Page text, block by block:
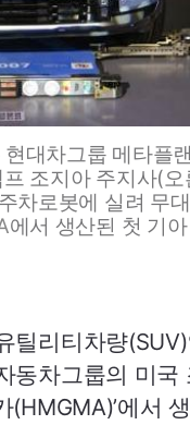
대차그룹 메타플
조지아 주지사(
차로봇에 실려 무
에서 생산된 첫 기
틸리티차량(SUV
동차그룹의 미국
(HMGMA)’에서